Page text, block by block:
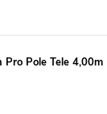
Pro Pole Tele 4,00m